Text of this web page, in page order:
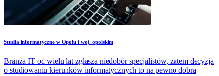
Studia informatyczne w Opolu i woj. opolskim
Branża IT od wielu lat zgłasza niedobór specjalistów, zatem decyzja
o studiowaniu kierunków informatycznych to na pewno dobra